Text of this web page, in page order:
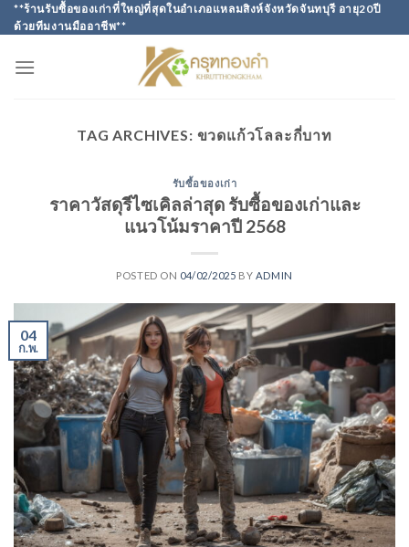
Skip
to
**ร้านรับซื้อของเก่าที่ใหญ่ที่สุดในอำเภอแหลมสิงห์จังหวัดจันทบุรี อายุ20ปี
ด้วยทีมงานมืออาชีพ**
TAG ARCHIVES: ขวดแก้วโลละกี่บาท
รับซื้อของเก่า
ราคาวัสดุรีไซเคิลล่าสุด รับซื้อของเก่าและ
แนวโน้มราคาปี 2568
POSTED ON 04/02/2025 BY ADMIN
04
ก.พ.